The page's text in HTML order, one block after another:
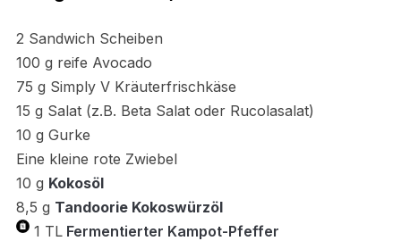
2 Sandwich Scheiben
100 g reife Avocado
75 g Simply V Kräuterfrischkäse
15 g Salat (z.B. Beta Salat oder Rucolasalat)
10 g Gurke
Eine kleine rote Zwiebel
10 g Kokosöl
8,5 g Tandoorie Kokoswürzöl
1 TL Fermentierter Kampot-Pfeffer